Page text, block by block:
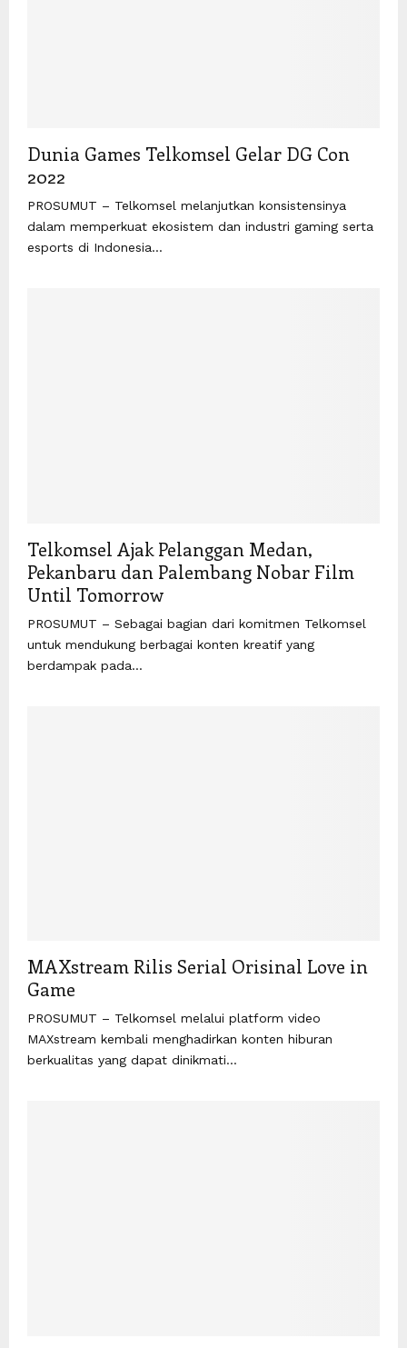
Dunia Games Telkomsel Gelar DG Con
2022
PROSUMUT – Telkomsel melanjutkan konsistensinya
dalam memperkuat ekosistem dan industri gaming serta
esports di Indonesia...
Telkomsel Ajak Pelanggan Medan,
Pekanbaru dan Palembang Nobar Film
Until Tomorrow
PROSUMUT – Sebagai bagian dari komitmen Telkomsel
untuk mendukung berbagai konten kreatif yang
berdampak pada...
MAXstream Rilis Serial Orisinal Love in
Game
PROSUMUT – Telkomsel melalui platform video
MAXstream kembali menghadirkan konten hiburan
berkualitas yang dapat dinikmati...